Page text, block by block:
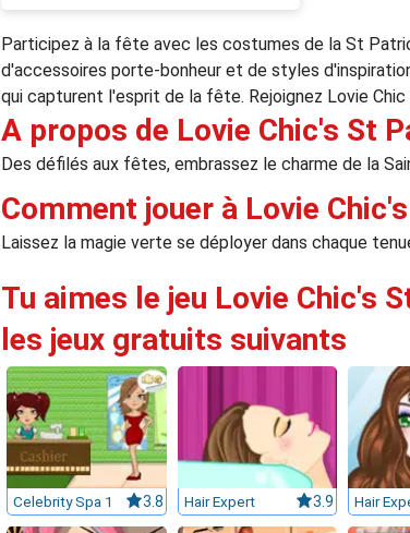
Participez à la fête avec les costumes de la St
d'accessoires porte-bonheur et de styles
qui capturent l'esprit de la fête. Rejoignez Lovie
A propos de Lovie Chic's St
Des défilés aux fêtes, embrassez le charme de la
Comment jouer à Lovie
Laissez la magie verte se déployer dans chaque
Tu aimes le jeu Lovie Chic's
les jeux gratuits suivants
Celebrity Spa 1 3.8 Hair Expert 3.9 Hair